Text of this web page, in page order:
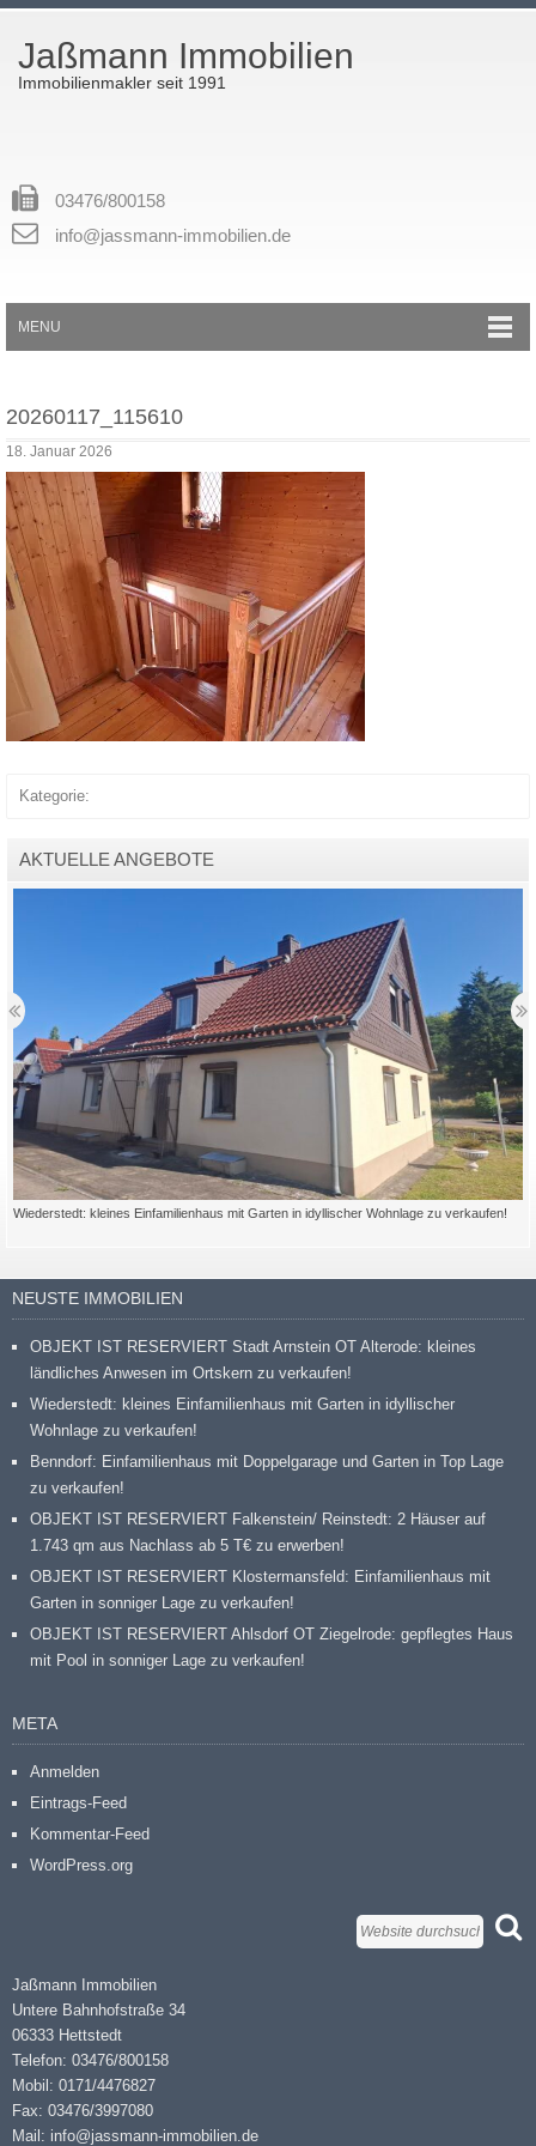
Jaßmann Immobilien
Immobilienmakler seit 1991
03476/800158
info@jassmann-immobilien.de
MENU
20260117_115610
18. Januar 2026
Kategorie:
AKTUELLE ANGEBOTE
Wiederstedt: kleines Einfamilienhaus mit Garten in idyllischer Wohnlage zu verkaufen!
NEUSTE IMMOBILIEN
OBJEKT IST RESERVIERT Stadt Arnstein OT Alterode: kleines
ländliches Anwesen im Ortskern zu verkaufen!
Wiederstedt: kleines Einfamilienhaus mit Garten in idyllischer
Wohnlage zu verkaufen!
Benndorf: Einfamilienhaus mit Doppelgarage und Garten in Top Lage
zu verkaufen!
OBJEKT IST RESERVIERT Falkenstein/ Reinstedt: 2 Häuser auf
1.743 qm aus Nachlass ab 5 T€ zu erwerben!
OBJEKT IST RESERVIERT Klostermansfeld: Einfamilienhaus mit
Garten in sonniger Lage zu verkaufen!
OBJEKT IST RESERVIERT Ahlsdorf OT Ziegelrode: gepflegtes Haus
mit Pool in sonniger Lage zu verkaufen!
META
Anmelden
Eintrags-Feed
Kommentar-Feed
WordPress.org
Jaßmann Immobilien
Untere Bahnhofstraße 34
06333 Hettstedt
Telefon: 03476/800158
Mobil: 0171/4476827
Fax: 03476/3997080
Mail: info@jassmann-immobilien.de